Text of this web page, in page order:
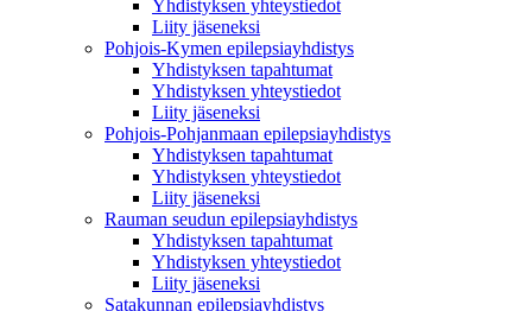
Yhdistyksen yhteystiedot
Liity jäseneksi
Pohjois-Kymen epilepsiayhdistys
Yhdistyksen tapahtumat
Yhdistyksen yhteystiedot
Liity jäseneksi
Pohjois-Pohjanmaan epilepsiayhdistys
Yhdistyksen tapahtumat
Yhdistyksen yhteystiedot
Liity jäseneksi
Rauman seudun epilepsiayhdistys
Yhdistyksen tapahtumat
Yhdistyksen yhteystiedot
Liity jäseneksi
Satakunnan epilepsiayhdistys